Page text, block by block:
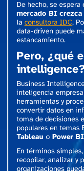
De hecho, se espera
mercado BI
laconsultora IDC.
data-driven puede
estancamiento.
Pero, ¿qué
Business
inteligencia
herramientas y
convertir datos en
toma de decisiones
populares en temas
Tableauo Power BI
En términos
recopilar, analizar y
organizaciones